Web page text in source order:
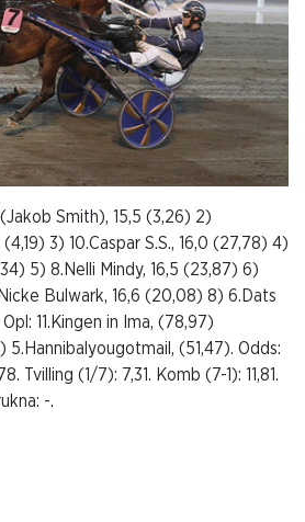
Smith), 15,5 (3,26) 2)
3) 10.Caspar S.S., 16,0 (27,78) 4)
5) 8.Nelli Mindy, 16,5 (23,87) 6)
Bulwark, 16,6 (20,08) 8) 6.Dats
11.Kingen in Ima, (78,97)
5.Hannibalyougotmail, (51,47). Odds:
Tvilling (1/7): 7,31. Komb (7-1): 11,81.
-.